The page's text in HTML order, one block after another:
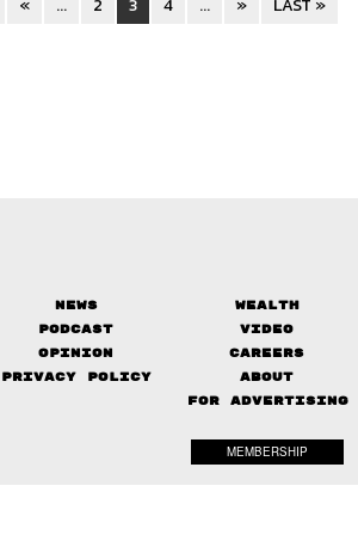
« ... 2 3 4 ... » LAST »
News Wealth
Podcast
Video
Opinion
Careers
Privacy Policy
About
FOR ADVERTISING
MEMBERSHIP